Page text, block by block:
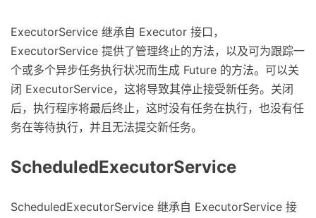
ExecutorService 继承自 Executor 接口，
ExecutorService 提供了管理终止的方法，以及可为跟踪一
个或多个异步任务执行状况而生成 Future 的方法。可以关
闭 ExecutorService，这将导致其停止接受新任务。关闭
后，执行程序将最后终止，这时没有任务在执行，也没有任
务在等待执行，并且无法提交新任务。
ScheduledExecutorService
ScheduledExecutorService 继承自 ExecutorService 接